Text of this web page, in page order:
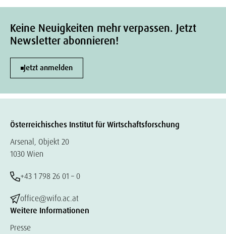
Keine Neuigkeiten mehr verpassen. Jetzt
Newsletter abonnieren!
Jetzt anmelden
Österreichisches Institut für Wirtschaftsforschung
Arsenal, Objekt 20
1030 Wien
+43 1 798 26 01 – 0
office@wifo.ac.at
Weitere Informationen
Presse